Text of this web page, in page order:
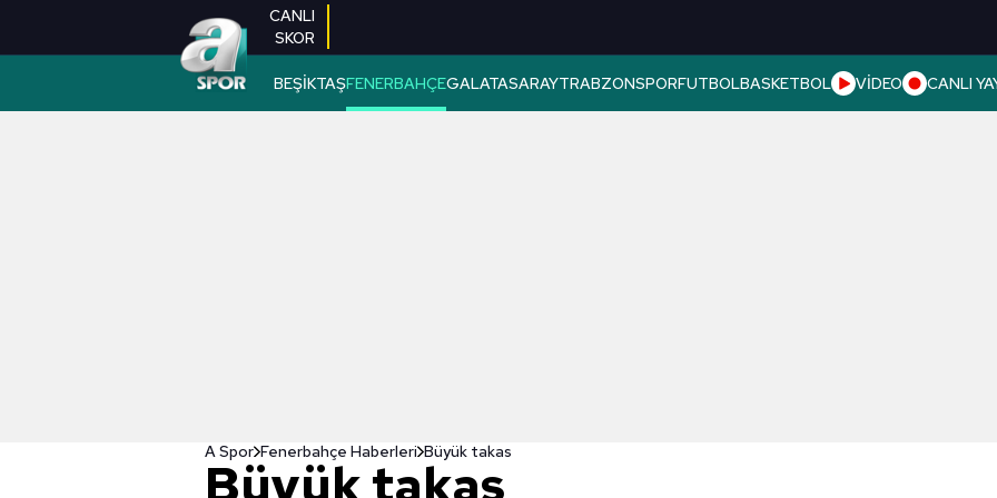
CANLI
SKOR
BEŞİKTAŞFENERBAHÇEGALATASARAYTRABZONSPORFUTBOLBASKETBOL VİDEO CANLI
A Spor Fenerbahçe Haberleri Büyük takas
Büyük takas